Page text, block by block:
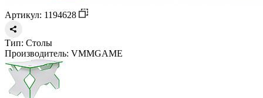
Артикул: 1194628
Тип: Столы
Производитель: VMMGAME